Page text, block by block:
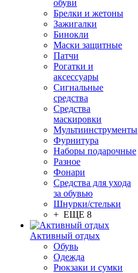
обуви
Брелки и жетоны
Зажигалки
Бинокли
Маски защитные
Патчи
Рогатки и
аксессуары
Сигнальные
средства
Средства
маскировки
Мультиинструменты
Фурнитура
Наборы подарочные
Разное
Фонари
Средства для ухода
за обувью
Шнурки/стельки
+ ЕЩЕ 8
Активный отдых
Обувь
Одежда
Рюкзаки и сумки